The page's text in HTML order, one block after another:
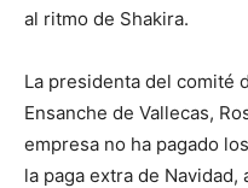
al ritmo de Shakira.
La presidenta del comité
Ensanche de Vallecas,
empresa no ha pagado
la paga extra de